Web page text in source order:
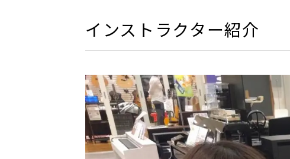
インストラクター紹介